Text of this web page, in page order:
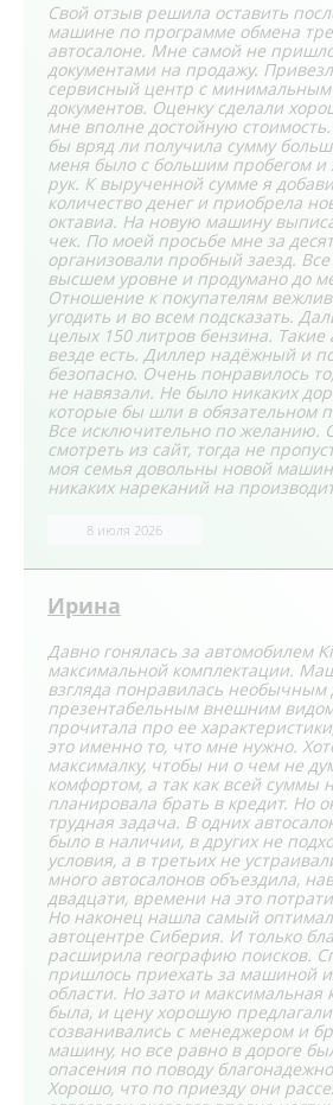
Свой отзыв решила оставить
машине по программе обмена
автосалоне. Мне самой не
документами на продажу.
сервисный центр с минимальным
документов. Оценку сделали
мне вполне достойную
бы вряд ли получила сумму
меня было с большим пробегом и
рук. К вырученной сумме я
количество денег и приобрела
октавиа. На новую машину
чек. По моей просьбе мне за
организовали пробный заезд.
высшем уровне и продумано до
Отношение к покупателям
угодить и во всем подсказать.
целых 150 литров бензина. Такие
везде есть. Диллер надёжный и
безопасно. Очень понравилось
не навязали. Не было никаких
которые бы шли в обязательном
Все исключительно по желанию.
смотреть из сайт, тогда не
моя семья довольны новой
никаких нареканий на
8 июля 2026
Ирина
Давно гонялась за автомобилем
максимальной комплектации.
взгляда понравилась необычным
презентабельным внешним
прочитала про ее
это именно то, что мне нужно.
максималку, чтобы ни о чем не
комфортом, а так как всей суммы
планировала брать в кредит. Но
трудная задача. В одних
было в наличии, в других не
условия, а в третьих не
много автосалонов объездила,
двадцати, времени на это
Но наконец нашла самый
автоцентре Сиберия. И только
расширила географию поисков.
пришлось приехать за машиной
области. Но зато и максимальная
была, и цену хорошую
созванивались с менеджером и
машину, но все равно в дороге
опасения по поводу
Хорошо, что по приезду они